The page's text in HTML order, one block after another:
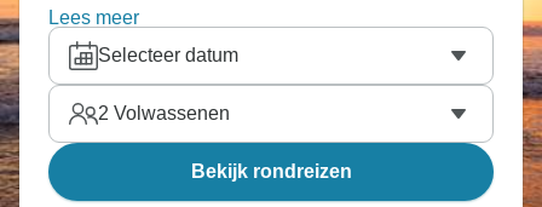
geeft.
Lees meer
Selecteer datum
2 Volwassenen
Bekijk rondreizen